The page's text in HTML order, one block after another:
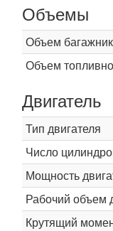
Объемы
Объем
Объем
Двигатель
Тип двигателя
Число
Мощность
Рабочий объем
Крутящий